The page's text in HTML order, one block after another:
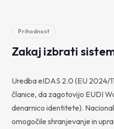
Prihodnost
Zakaj izbrati
Uredba eIDAS 2.0 (EU 2024/
članice, da zagotovijo EUDI
denarnico identitete).
omogočile shranjevanje in